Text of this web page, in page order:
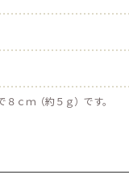
ｃｍ（約５ｇ）です。